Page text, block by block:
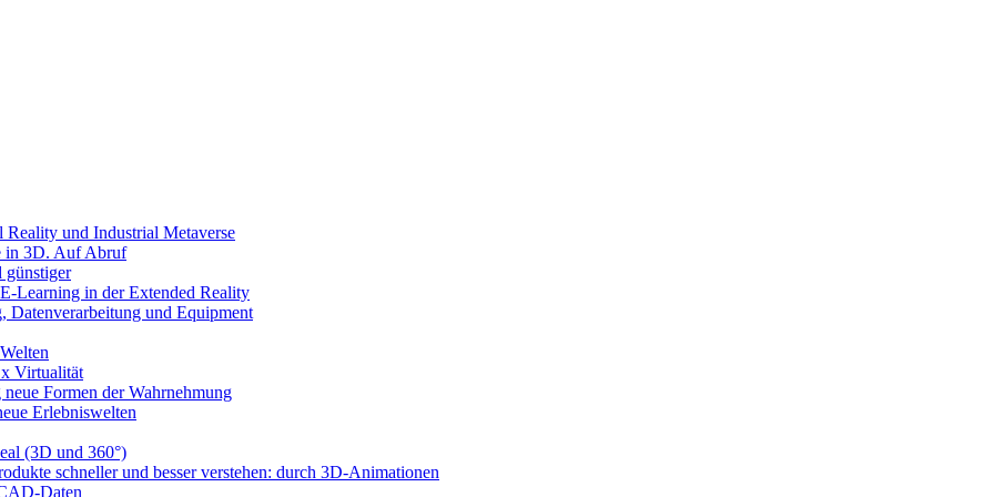
und Industrial Metaverse
in 3D. Auf Abruf
günstiger
Learning in der Extended Reality
und Equipment
x Virtualität
Formen der Wahrnehmung
Erlebniswelten
(3D und 360°)
schneller und besser verstehen: durch 3D-Animationen
Daten